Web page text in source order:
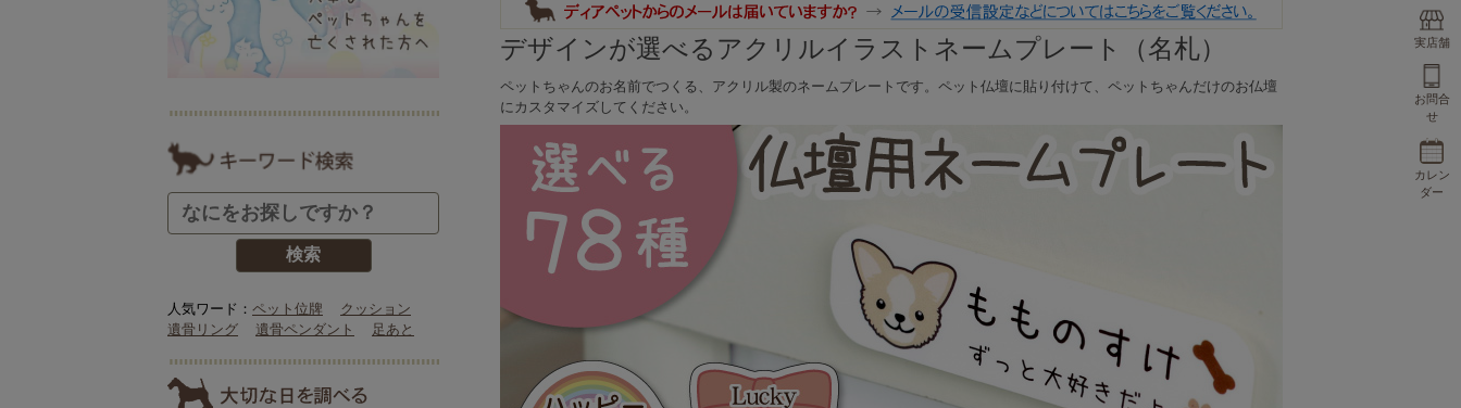
実店舗
お問合
せ
カレン
ダー
デザインが選べるアクリルイラストネームプレート（名札）
ペットちゃんのお名前でつくる、アクリル製のネームプレートです。ペット仏壇に貼り付けて、ペットちゃんだけのお仏壇
にカスタマイズしてください。